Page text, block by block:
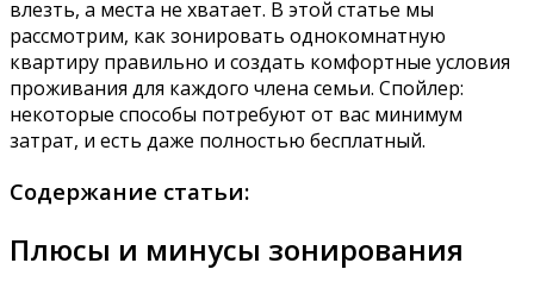
влезть, а места не хватает. В этой статье мы
рассмотрим, как зонировать однокомнатную
квартиру правильно и создать комфортные условия
проживания для каждого члена семьи. Спойлер:
некоторые способы потребуют от вас минимум
затрат, и есть даже полностью бесплатный.
Содержание статьи:
Плюсы и минусы зонирования